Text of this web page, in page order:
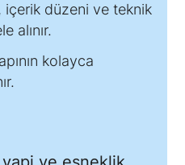
içerik düzeni ve teknik
alınır.
kolayca